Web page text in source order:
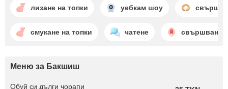
лизане на топки уебкам шоу
смукане на топки чатене свършване
Меню за Бакшиш
Обуй си дълги чорапи